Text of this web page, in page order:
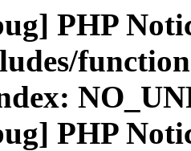
PHP
PHP